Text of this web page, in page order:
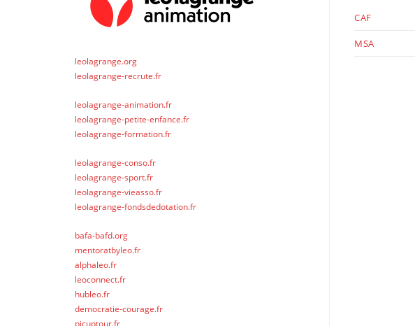
leolagrange.org
leolagrange-recrute.fr
leolagrange-animation.fr
leolagrange-petite-enfance.fr
leolagrange-formation.fr
leolagrange-conso.fr
leolagrange-sport.fr
leolagrange-vieasso.fr
leolagrange-fondsdedotation.fr
bafa-bafd.org
mentoratbyleo.fr
alphaleo.fr
leoconnect.fr
hubleo.fr
democratie-courage.fr
picuptour.fr
CAF
MSA